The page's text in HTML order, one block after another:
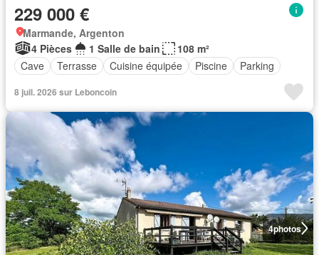
229 000 €
Marmande, Argenton
4 Pièces
1 Salle de bain
108 m²
Cave
Terrasse Cuisine équipée Piscine Parking
8 juil. 2026 sur Leboncoin
4photos